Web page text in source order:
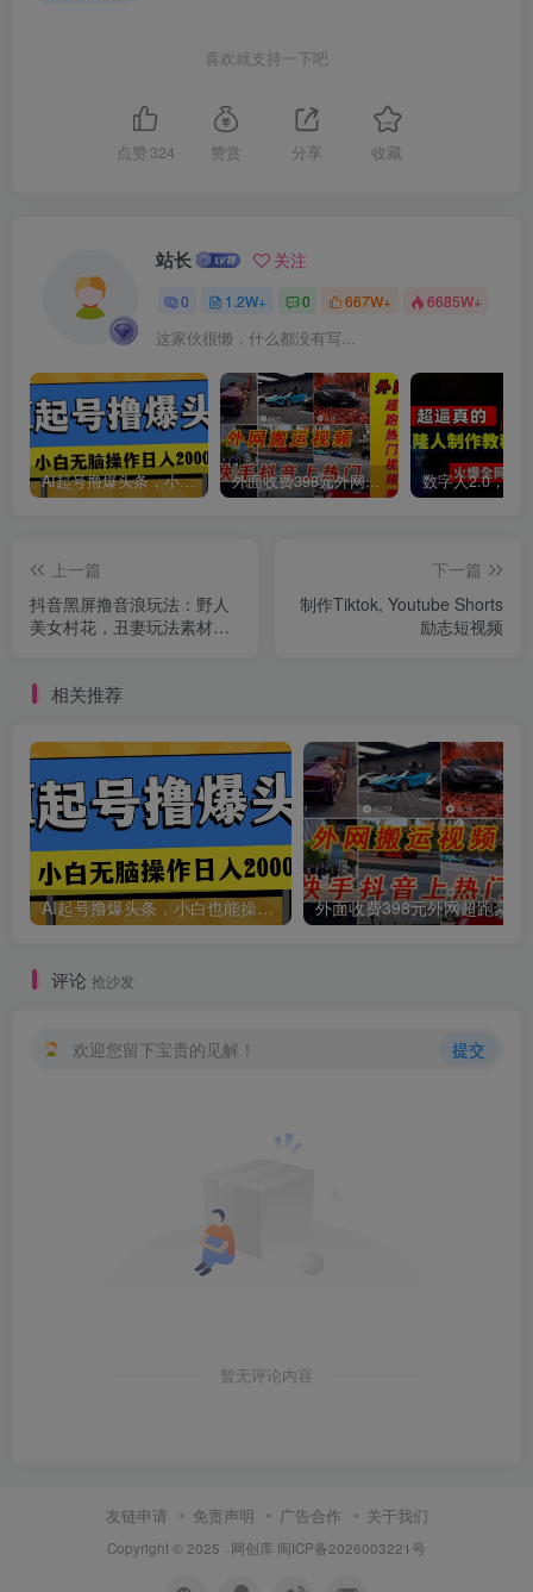
喜欢就支持一下吧
点赞 324 赞赏 分享 收藏
站长 关注
0 1.2W+ 0 667W+ 6685W+
这家伙很懒，什么都没有写...
AI起号撸爆头条，小白也能操作，日入2000+ 外面收费398元外网超跑豪车汽车视频搬运至快手抖音上热门项目
上一篇
抖音黑屏撸音浪玩法：野人
美女村花，丑妻玩法素材统
下一篇
制作Tiktok, Youtube Shorts
励志短视频
相关推荐
AI起号撸爆头条，小白也能操作，日入2000+
评论 抢沙发
欢迎您留下宝贵的见解！ 提交
暂无评论内容
友链申请 免责声明 广告合作 关于我们
Copyright © 2025 · 网创库 闽ICP备2026003221号